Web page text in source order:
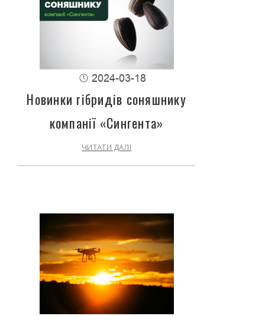
2024-03-18
Новинки гібридів соняшнику
компанії «Сингента»
ЧИТАТИ ДАЛІ